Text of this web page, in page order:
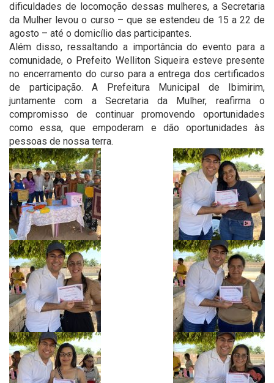
dificuldades de locomoção dessas mulheres, a Secretaria
da Mulher levou o curso – que se estendeu de 15 a 22 de
agosto – até o domicílio das participantes.
Além disso, ressaltando a importância do evento para a
comunidade, o Prefeito Welliton Siqueira esteve presente
no encerramento do curso para a entrega dos certificados
de participação. A Prefeitura Municipal de Ibimirim,
juntamente com a Secretaria da Mulher, reafirma o
compromisso de continuar promovendo oportunidades
como essa, que empoderam e dão oportunidades às
pessoas de nossa terra.